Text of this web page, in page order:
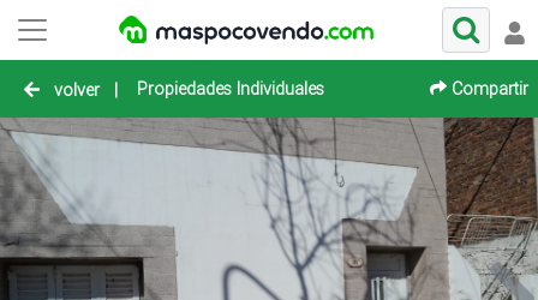
volver | Propiedades Individuales Compartir